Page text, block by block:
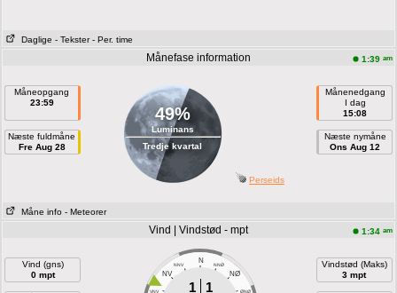
Daglige - Tekster - Per. time
Månefase information 1:39 am
Måneopgang
23:59
Næste fuldmåne
Fre Aug 28
49%
Luminans
Tredje kvartal
Månenedgang
I dag
15:08
Næste nymåne
Ons Aug 12
Perseids
Måne info - Meteorer
Vind | Vindstød - mpt 1:34 am
Vind (gns)
0 mpt
N
NNV NNØ
NV NØ
VNV ØNØ
1 1
Vindstød (Maks)
3 mpt